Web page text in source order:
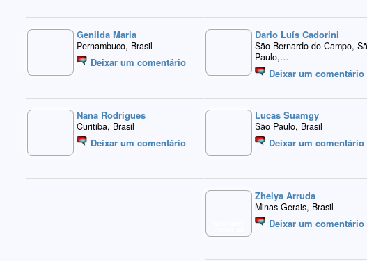
Dario Luís Cadorini
São Bernardo do Campo,
Paulo,…
Deixar um comentário
Genilda Maria
Pernambuco, Brasil
Deixar um comentário
Lucas Suamgy
São Paulo, Brasil
Deixar um comentário
Nana Rodrigues
Curitiba, Brasil
Deixar um comentário
Zhelya Arruda
Minas Gerais, Brasil
Deixar um comentário